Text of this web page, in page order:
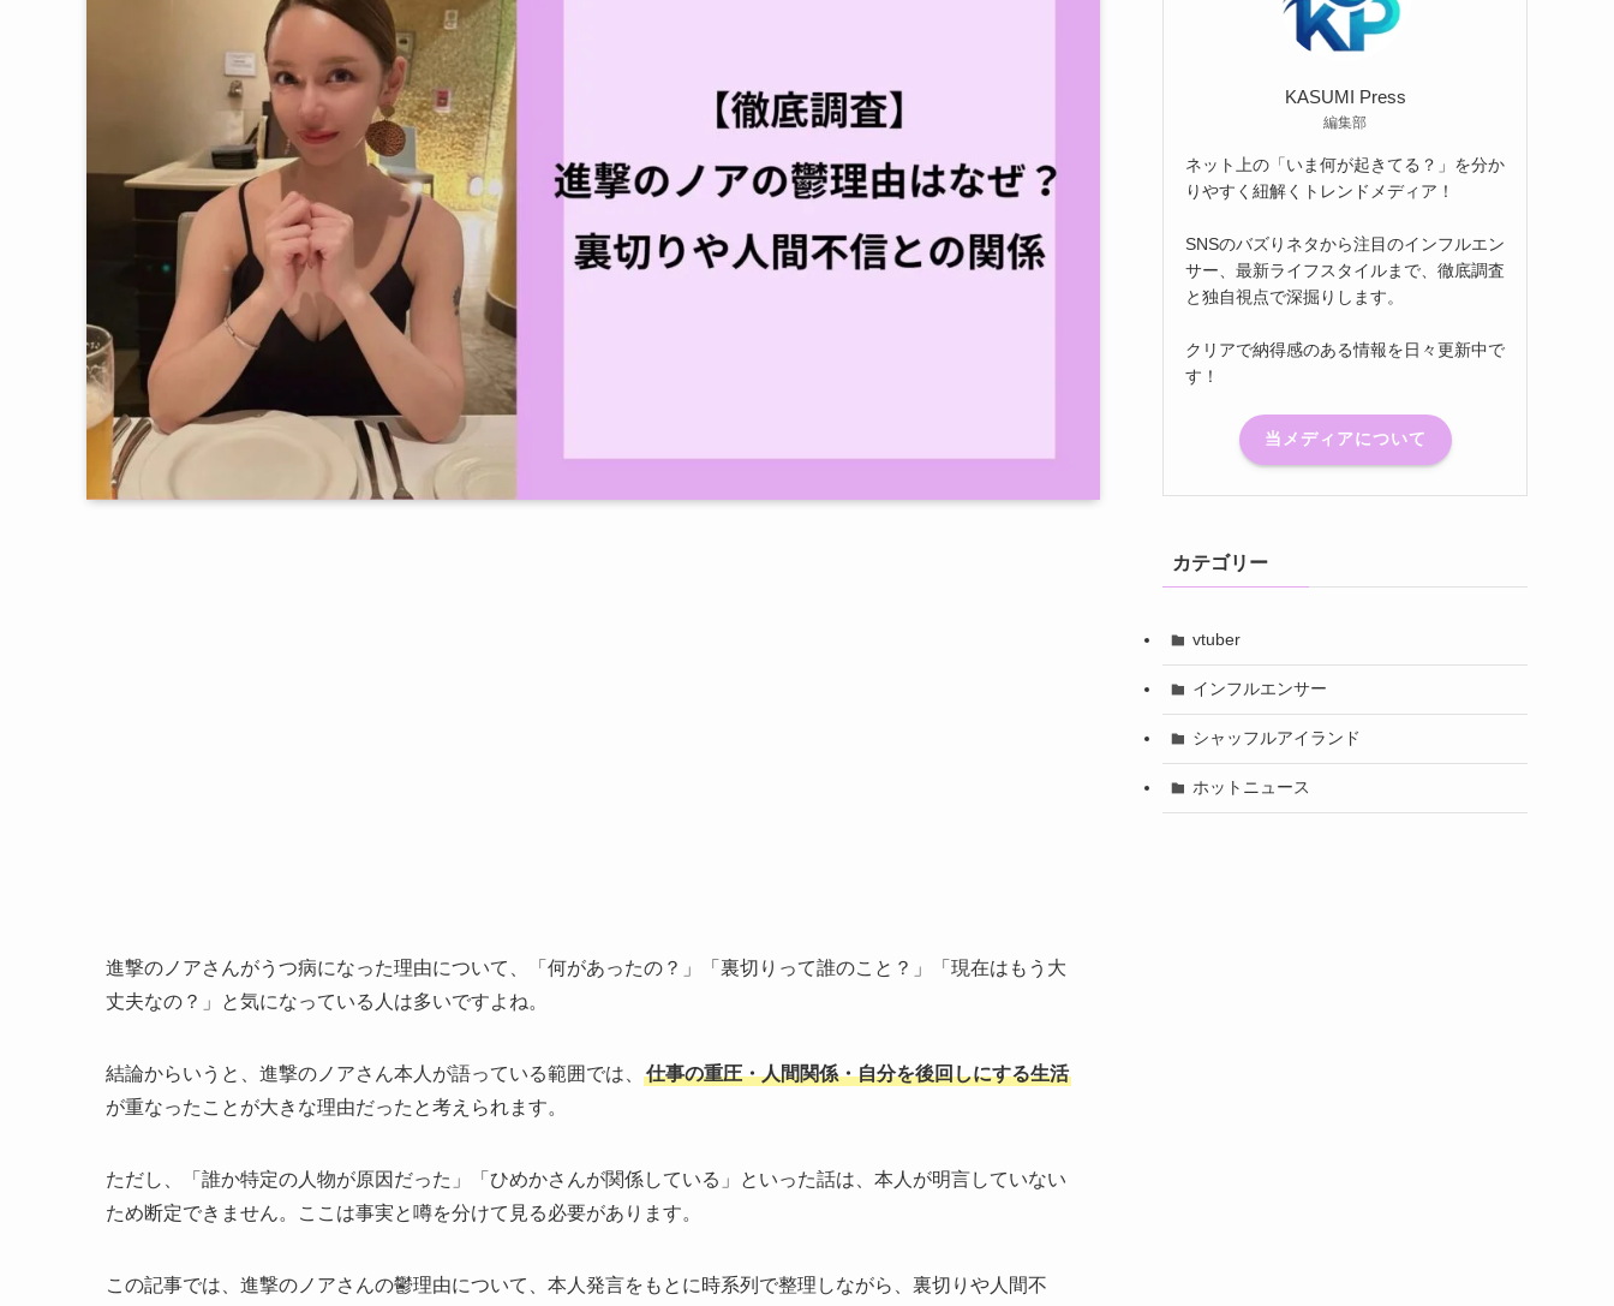
進撃のノアさんがうつ病になった理由について、「何があったの？」「裏切りって誰のこと？」「現在はもう大
丈夫なの？」と気になっている人は多いですよね。
結論からいうと、進撃のノアさん本人が語っている範囲では、
仕事の重圧・人間関係・自分を後回しにする生活
が重なったことが大きな理由だったと考えられます。
ただし、「誰か特定の人物が原因だった」「ひめかさんが関係している」といった話は、本人が明言していない
ため断定できません。ここは事実と噂を分けて見る必要があります。
この記事では、進撃のノアさんの鬱理由について、本人発言をもとに時系列で整理しながら、裏切りや人間不
KASUMI Press
編集部
ネット上の「いま何が起きてる？」を分か
りやすく紐解くトレンドメディア！
SNSのバズりネタから注目のインフルエン
サー、最新ライフスタイルまで、徹底調査
と独自視点で深掘りします。
クリアで納得感のある情報を日々更新中で
す！
当メディアについて
カテゴリー
vtuber
インフルエンサー
シャッフルアイランド
ホットニュース